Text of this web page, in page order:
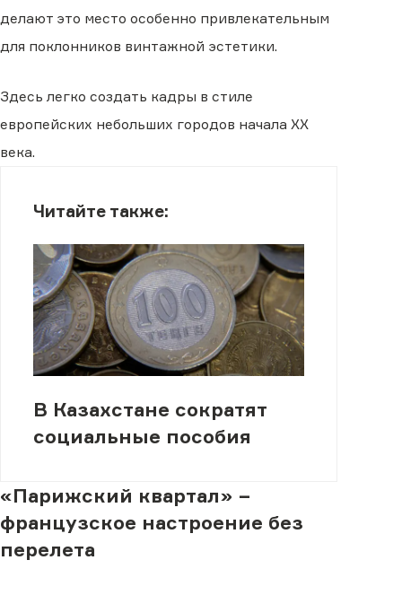
делают это место особенно привлекательным
для поклонников винтажной эстетики.
Здесь легко создать кадры в стиле
европейских небольших городов начала XX
века.
Читайте также:
В Казахстане сократят
социальные пособия
«Парижский квартал» −
французское настроение без
перелета